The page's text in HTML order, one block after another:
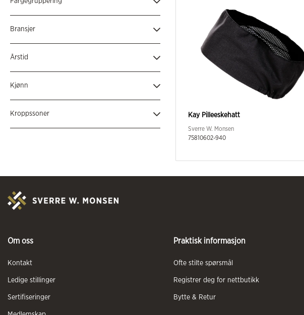
Bransjer
Hotell, restaurant og catering (3)
Årstid
Helårs (3)
Kjønn
Unisex (3)
Kroppssoner Kay Pilleeskehatt
Sverre W. Monsen
75810602-940
Om oss
Kontakt
Ledige stillinger
Sertifiseringer
Praktisk informasjon
Ofte stilte spørsmål
Registrer deg for nettbutikk
Bytte & Retur